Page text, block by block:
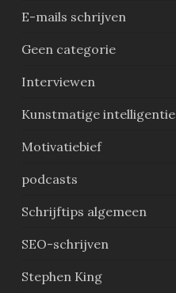
E-mails schrijven
Geen categorie
Interviewen
Kunstmatige intelligentie
Motivatiebief
podcasts
Schrijftips algemeen
SEO-schrijven
Stephen King